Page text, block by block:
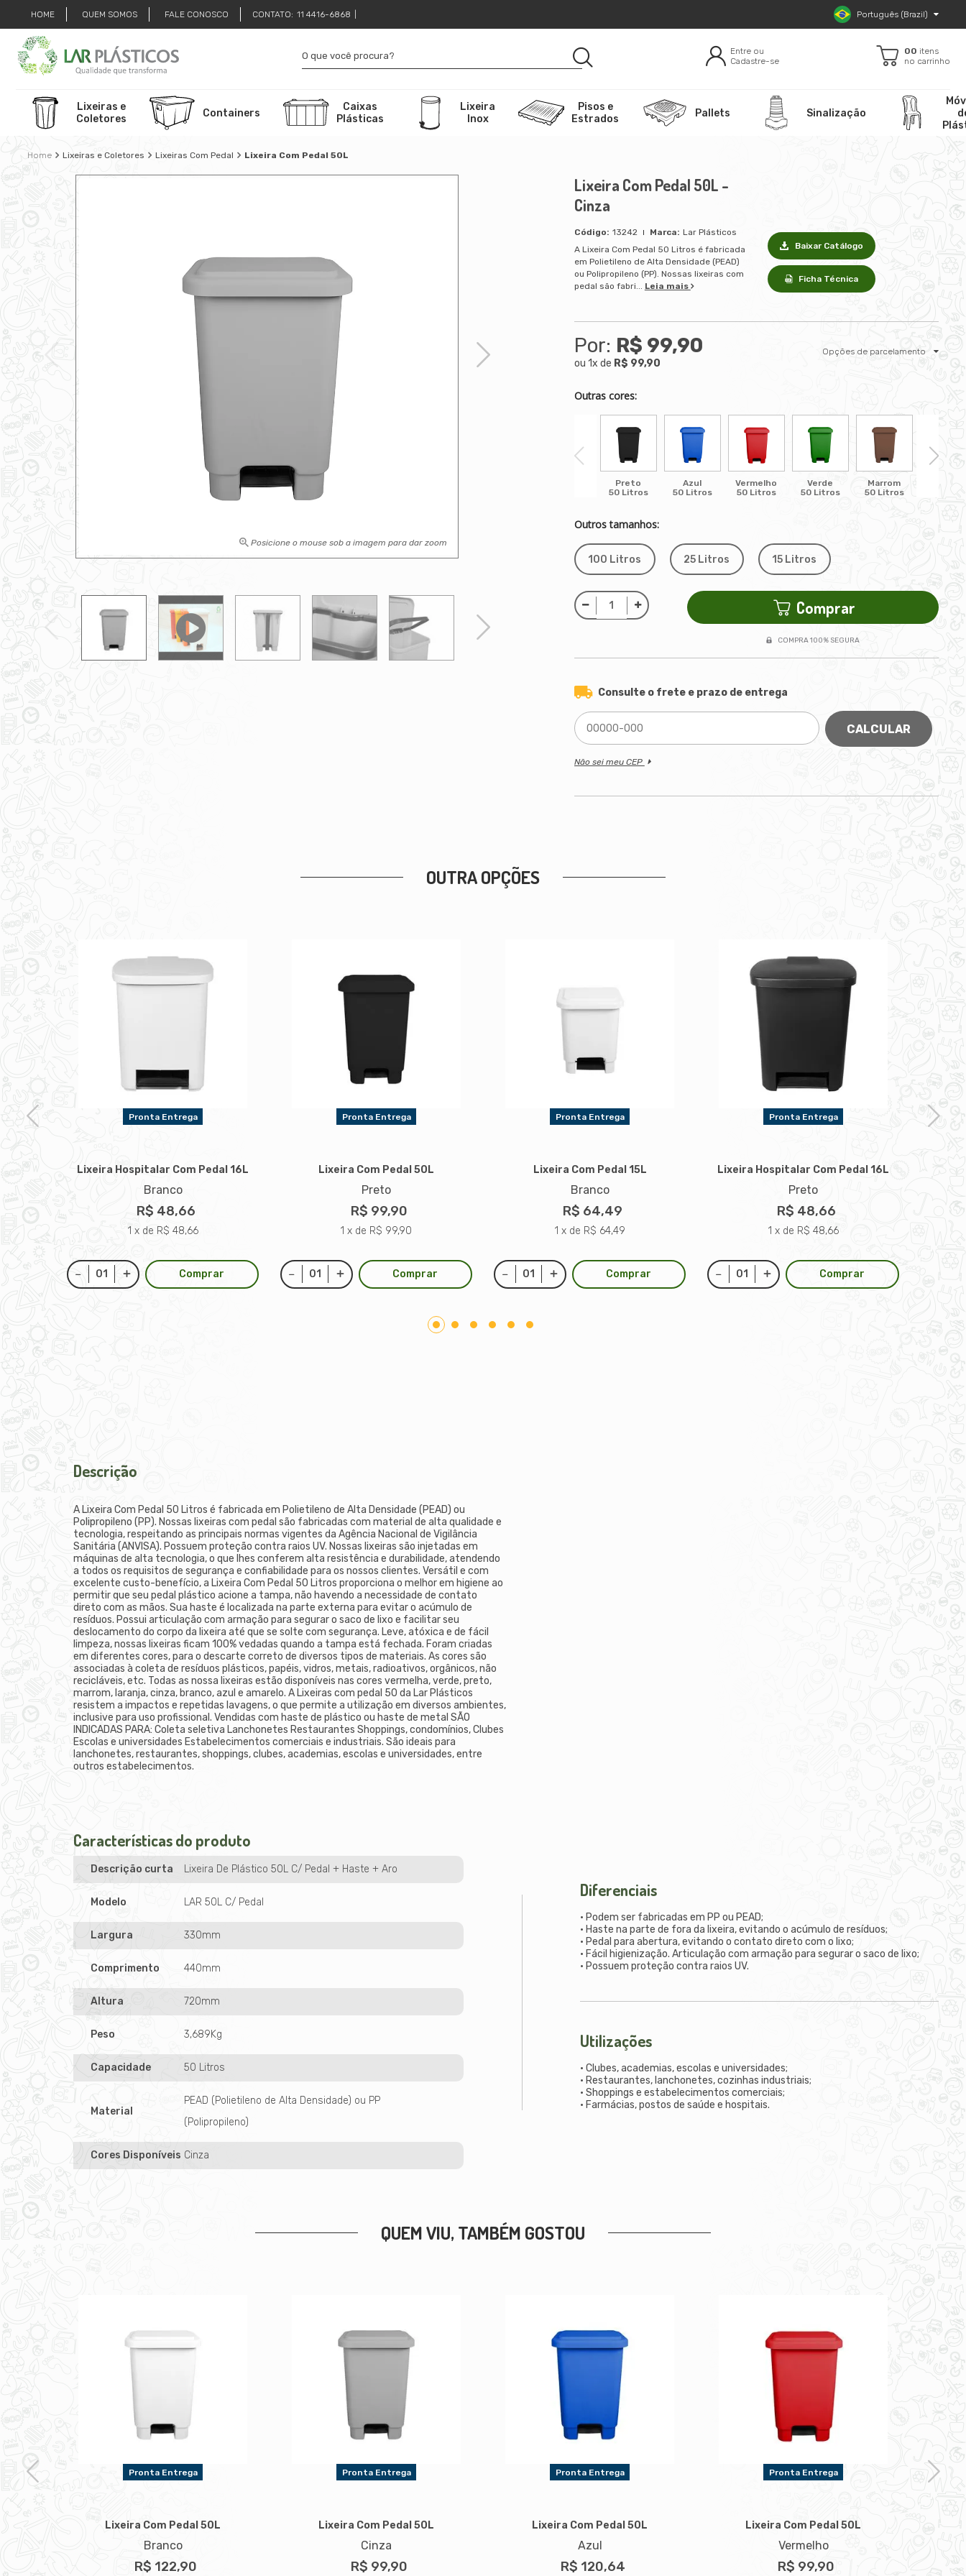
HOME QUEM SOMOS FALE CONOSCO CONTATO: 11 4416-6868 Português (Brazil)
Entre ou
Cadastre-se
00 itens
no carrinho
Lixeiras e
Coletores
Containers
Caixas
Plásticas
Lixeira
Inox
Pisos e
Estrados
Pallets Sinalização
Lixeiras e Coletores Lixeiras Com Pedal Lixeira Com Pedal 50L
Posicione o mouse sob a imagem para dar zoom
Lixeira Com Pedal 50L -
Cinza
13242
Lar Plásticos
A Lixeira Com Pedal 50 Litros é fabricada
em Polietileno de Alta Densidade (PEAD)
ou Polipropileno (PP). Nossas lixeiras com
pedal são fabri... Leia mais
Baixar Catálogo
Ficha Técnica
Por: R$ 99,90
ou 1x de R$ 99,90
Opções de parcelamento
Outras cores:
Preto
50 Litros
Azul
50 Litros
Vermelho
50 Litros
Verde
50 Litros
Marrom
50 Litros
Outros tamanhos:
100 Litros 25 Litros 15 Litros
Comprar
COMPRA 100% SEGURA
Consulte o frete e prazo de entrega
CALCULAR
Não sei meu CEP
OUTRA OPÇÕES
Pronta Entrega
Lixeira Hospitalar Com Pedal 16L
Branco
R$ 48,66
1 x de R$ 48,66
Comprar
Pronta Entrega
Lixeira Com Pedal 50L
Preto
R$ 99,90
1 x de R$ 99,90
Comprar
Pronta Entrega
Lixeira Com Pedal 15L
Branco
R$ 64,49
1 x de R$ 64,49
Comprar
Pronta Entrega
Lixeira Hospitalar Com Pedal 16L
Preto
R$ 48,66
1 x de R$ 48,66
Comprar
Descrição
A Lixeira Com Pedal 50 Litros é fabricada em Polietileno de Alta Densidade (PEAD) ou
Polipropileno (PP). Nossas lixeiras com pedal são fabricadas com material de alta qualidade e
tecnologia, respeitando as principais normas vigentes da Agência Nacional de Vigilância
Sanitária (ANVISA). Possuem proteção contra raios UV. Nossas lixeiras são injetadas em
máquinas de alta tecnologia, o que lhes conferem alta resistência e durabilidade, atendendo
a todos os requisitos de segurança e confiabilidade para os nossos clientes. Versátil e com
excelente custo-benefício, a Lixeira Com Pedal 50 Litros proporciona o melhor em higiene ao
permitir que seu pedal plástico acione a tampa, não havendo a necessidade de contato
direto com as mãos. Sua haste é localizada na parte externa para evitar o acúmulo de
resíduos. Possui articulação com armação para segurar o saco de lixo e facilitar seu
deslocamento do corpo da lixeira até que se solte com segurança. Leve, atóxica e de fácil
limpeza, nossas lixeiras ficam 100% vedadas quando a tampa está fechada. Foram criadas
em diferentes cores, para o descarte correto de diversos tipos de materiais. As cores são
associadas à coleta de resíduos plásticos, papéis, vidros, metais, radioativos, orgânicos, não
recicláveis, etc. Todas as nossa lixeiras estão disponíveis nas cores vermelha, verde, preto,
marrom, laranja, cinza, branco, azul e amarelo. A Lixeiras com pedal 50 da Lar Plásticos
resistem a impactos e repetidas lavagens, o que permite a utilização em diversos ambientes,
inclusive para uso profissional. Vendidas com haste de plástico ou haste de metal SÃO
INDICADAS PARA: Coleta seletiva Lanchonetes Restaurantes Shoppings, condomínios, Clubes
Escolas e universidades Estabelecimentos comerciais e industriais. São ideais para
lanchonetes, restaurantes, shoppings, clubes, academias, escolas e universidades, entre
outros estabelecimentos.
Características do produto
Descrição curta Lixeira De Plástico 50L C/ Pedal + Haste + Aro
Modelo LAR 50L C/ Pedal
Largura 330mm
Comprimento 440mm
Altura 720mm
Peso 3,689Kg
Capacidade 50 Litros
Material
PEAD (Polietileno de Alta Densidade) ou PP
(Polipropileno)
Cores Disponíveis Cinza
Diferenciais
• Podem ser fabricadas em PP ou PEAD;
• Haste na parte de fora da lixeira, evitando o acúmulo de resíduos;
• Pedal para abertura, evitando o contato direto com o lixo;
• Fácil higienização. Articulação com armação para segurar o saco de lixo;
• Possuem proteção contra raios UV.
Utilizações
• Clubes, academias, escolas e universidades;
• Restaurantes, lanchonetes, cozinhas industriais;
• Shoppings e estabelecimentos comerciais;
• Farmácias, postos de saúde e hospitais.
QUEM VIU, TAMBÉM GOSTOU
Pronta Entrega
Lixeira Com Pedal 50L
Branco
R$ 122,90
Pronta Entrega
Lixeira Com Pedal 50L
Cinza
R$ 99,90
Pronta Entrega
Lixeira Com Pedal 50L
Azul
R$ 120,64
Pronta Entrega
Lixeira Com Pedal 50L
Vermelho
R$ 99,90